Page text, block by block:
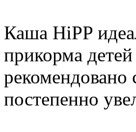
Каша HiPP
прикорма
рекомендовано
постепенно